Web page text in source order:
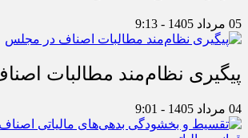
05 مرداد 1405 - 9:13
پیگیری نظام‌مند مطالبات
04 مرداد 1405 - 9:01